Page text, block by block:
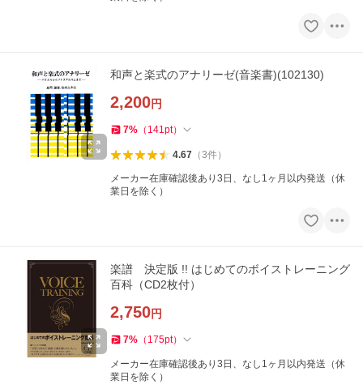
和声と楽式のアナリーゼ(音楽書)(102130)
2,200円
7% （ 141pt）
4.67（3件）
メーカー在庫確認後あり3日、なし1ヶ月以内発送（休
業日を除く）
楽譜 決定版 !! はじめてのボイストレーニング
百科（CD2枚付）
2,750円
7% （ 175pt）
メーカー在庫確認後あり3日、なし1ヶ月以内発送（休
業日を除く）